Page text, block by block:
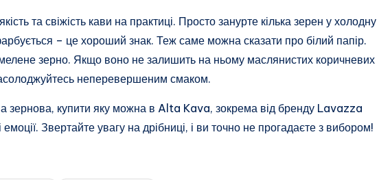
та свіжість кави на практиці. Просто занурте кілька зерен у холодну
– це хороший знак. Теж саме можна сказати про білий папір.
зерно. Якщо воно не залишить на ньому маслянистих коричневих
неперевершеним смаком.
зернова, купити яку можна в Alta Kava, зокрема від бренду Lavazza
Звертайте увагу на дрібниці, і ви точно не прогадаєте з вибором!